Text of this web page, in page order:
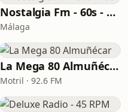
Nostalgia Fm - 60s - 70s
Málaga
La Mega 80 Almuñécar
Motril · 92.6 FM